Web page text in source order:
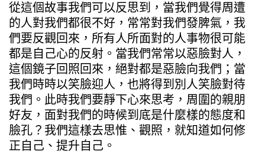
從這個故事我們可以反思到，當我們覺得周遭
的人對我們都很不好，常常對我們發脾氣，我
們要反觀回來，所有人所面對的人事物很可能
都是自己心的反射。當我們常常以惡臉對人，
這個鏡子回照回來，絕對都是惡臉向我們；當
我們時時以笑臉迎人，也將得到別人笑臉對待
我們。此時我們要靜下心來思考，周圍的親朋
好友，面對我們的時候到底是什麼樣的態度和
臉孔？我們這樣去思惟、觀照，就知道如何修
正自己、提升自己。